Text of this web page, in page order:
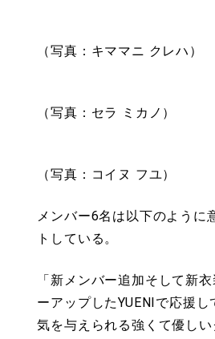
（写真：キママニ クレハ）
（写真：セラ ミカノ）
（写真：コイヌ フユ）
メンバー6名は以下のように
トしている。
「新メンバー追加そして新
ーアップしたYUENIで応援
気を与えられる強くて優し